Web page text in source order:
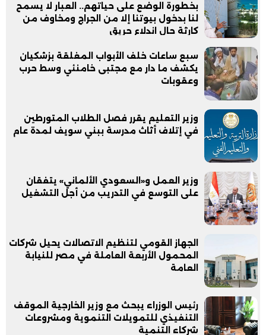
بخطورة الوضع على حياتهم.. العبار لا يسمح
لنا بدخول بيوتنا إلا من الجراج ومخاوف من
كارثة حال اندلاع حريق
سبع ساعات خلف الأبواب المغلقة بزشكيان
يكشف ما دار مع مجتبى خامنئي وسط حرب
وعقوبات
وزير التعليم يقرر فصل الطلاب المتورطين
في إتلاف أثاث مدرسة ببني سويف لمدة عام
وزير العمل و«السعودي الألماني» يتفقان
على التوسع في التدريب من أجل التشغيل
الجهاز القومي لتنظيم الاتصالات يحيل شركات
المحمول الأربعة العاملة في مصر للنيابة
العامة
رئيس الوزراء يبحث مع وزير الخارجية الموقف
التنفيذي للتمويلات التنموية ومشروعات
شركاء التنمية